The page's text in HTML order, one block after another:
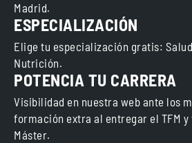
Madrid.
ESPECIALIZACIÓN
Elige tu especialización gratis:
Nutrición.
POTENCIA TU CARRERA
Visibilidad en nuestra web ante los
formación extra al entregar el TFM
Máster.